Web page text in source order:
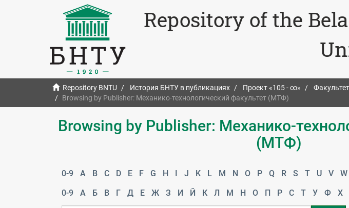
Repository of the
Repository BNTU История БНТУ в публикациях Проект «105 - ∞»
Browsing by Publisher: Механико-технологический факультет (МТФ)
Browsing by Publisher: Механико-
(МТФ)
0-9 A B C D E F G H I J K L M N O P Q R S T U V W
0-9
А Б В Г Д Е Ж З И Й К Л М Н О П Р С Т У Ф Х